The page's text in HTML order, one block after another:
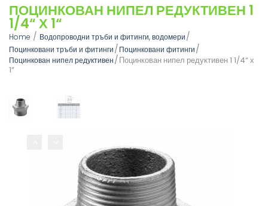
ПОЦИНКОВАН НИПЕЛ РЕДУКТИВЕН 1
1/4“ Х 1“
Home
Водопроводни тръби и фитинги, водомери
Поцинковани тръби и фитинги
Поцинковани фитинги
Поцинкован нипел редуктивен
Поцинкован нипел редуктивен 1 1/4“ х
1“